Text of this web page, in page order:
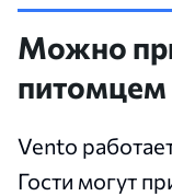
Можно
питомцем
Vento
Гости могут